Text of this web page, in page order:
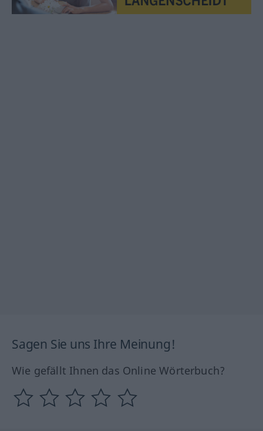
Sagen Sie uns Ihre Meinung!
Wie gefällt Ihnen das Online Wörterbuch?